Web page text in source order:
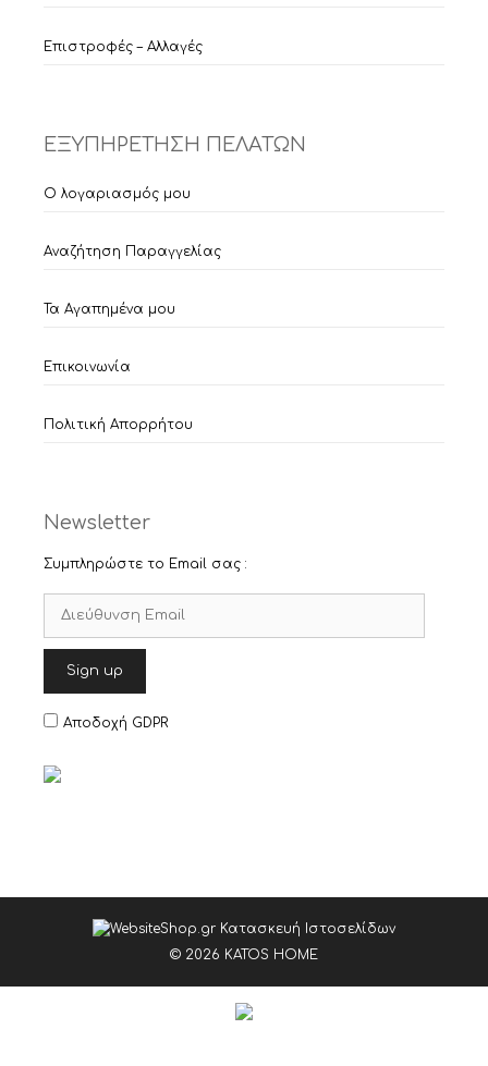
Επιστροφές – Αλλαγές
ΕΞΥΠΗΡΕΤΗΣΗ ΠΕΛΑΤΩΝ
Ο λογαριασμός μου
Αναζήτηση Παραγγελίας
Τα Αγαπημένα μου
Επικοινωνία
Πολιτική Απορρήτου
Newsletter
Συμπληρώστε το Email σας :
Αποδοχή GDPR
© 2026 KATOS HOME